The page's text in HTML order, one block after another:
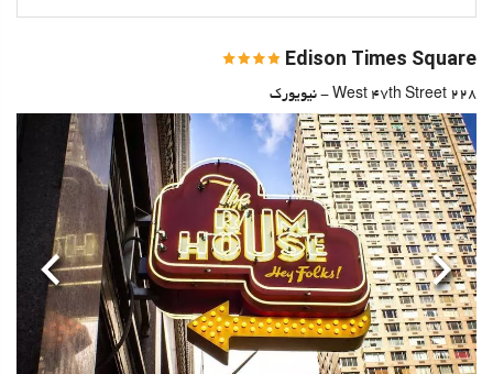
Edison Times Square
228 West 47th Street - نیویورک
قبلی بعدی